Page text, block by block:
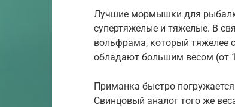
Лучшие мормышки для
супертяжелые и тяжелые. В
вольфрама, который тяжелее
обладают большим весом (от
Приманка быстро
Свинцовый аналог того же